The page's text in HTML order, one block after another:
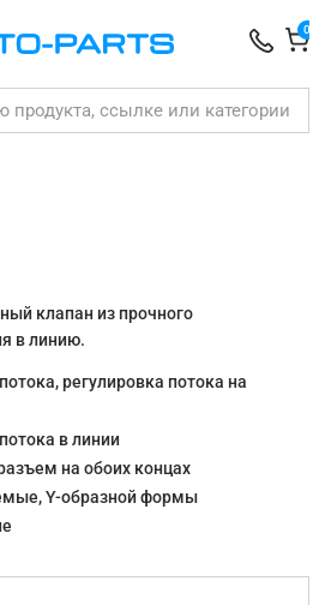
0
клапан из прочного
в линию.
регулировка потока на
в линии
на обоих концах
Y-образной формы